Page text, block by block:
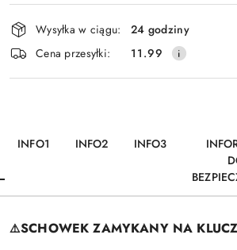
Wyślij
Dostępność
i
dostawa
Wysyłka w ciągu:
24 godziny
Cena przesyłki:
11.99
INFO1 INFO2 INFO3
⚠️SCHOWEK ZAMYKANY NA KLUCZ